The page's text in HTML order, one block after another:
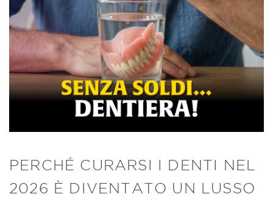
PERCHÉ CURARSI I DENTI NEL
2026 È DIVENTATO UN LUSSO